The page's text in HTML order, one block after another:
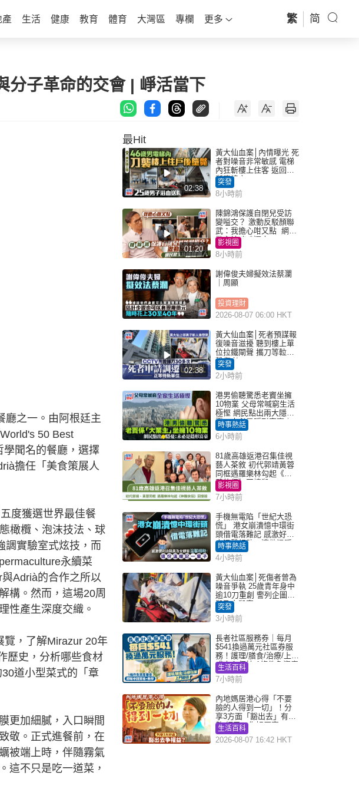
產 生活 健康 教育 體育 大灣區 專欄 更多 繁 简
分子革命的交會 | 崢活當下
之一。由阿根廷主
50 Best
學聞名的餐廳，選擇
擔任「美食策展人
度獲選世界最佳餐
橄欖、泡沫技法、球
調實驗室式炫技，而
永續菜
Adrià的合作之所以
構。然而，這場20周
性產生深度交織。
，了解Mirazur 20年
歷史，分析哪些食材
道小型菜式的「章
更加細膩，入口瞬間
敬。正式進餐前，在
被端上時，伴隨霧氣
這不只是吃一道菜，
最Hit
02:38
黃大仙血案│內情曝光 死
者對噪音非常敏感 電梯
內狂斬樓上住客 返回住
所墮樓亡
突發
8小時前
01:20
陳錦鴻保護自閉兒受訪
變嗌交？ 激動反駁顏聯
武：我擔心咁又點 網民
批主持咄咄逼人
影視圈
8小時前
謝偉俊夫婦擬效法蔡瀾
｜周顯
投資理財
2026-08-07 06:00 HKT
02:38
黃大仙血案│死者預謀報
復噪音滋擾 聽到樓上單
位拉鐵閘聲 攜刀等𨋢伏
擊傷者
突發
2小時前
港男偷聽驚悉老竇坐擁
10物業 父母常喊窮生活
極慳 網民點出兩大隱
憂：未必是隱形富豪｜
Juicy叮
時事熱話
6小時前
81歲高雄返港召集佳視
藝人茶敘 初代郭靖黃蓉
同框遇羅樂林勾起《神
鵰俠侶》回憶殺
影視圈
7小時前
手機無電陷「世紀大恐
慌」 港女崩潰憶中環街
頭借電落難記 感激好心
人溫馨相助：這份溫暖
記一輩子｜Juicy叮
時事熱話
4小時前
黃大仙血案│死傷者曾為
噪音爭執 25歲青年身中
逾10刀重創 警列企圖謀
殺及自殺案
突發
3小時前
長者社區服務券｜每月
$541換過萬元社區券服
務！護理/膳食/治療/上門
或中心任揀 1條件免資產
審查（附申請資格及教
學）
生活百科
7小時前
內地媽居港心得「不要
臉的人得到一切」！分
享3方面「豁出去」有著
數 網民：你好厲害
生活百科
2026-08-07 16:42 HKT